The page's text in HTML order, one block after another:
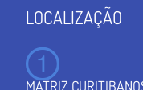
LOCALIZAÇÃO
MATRIZ